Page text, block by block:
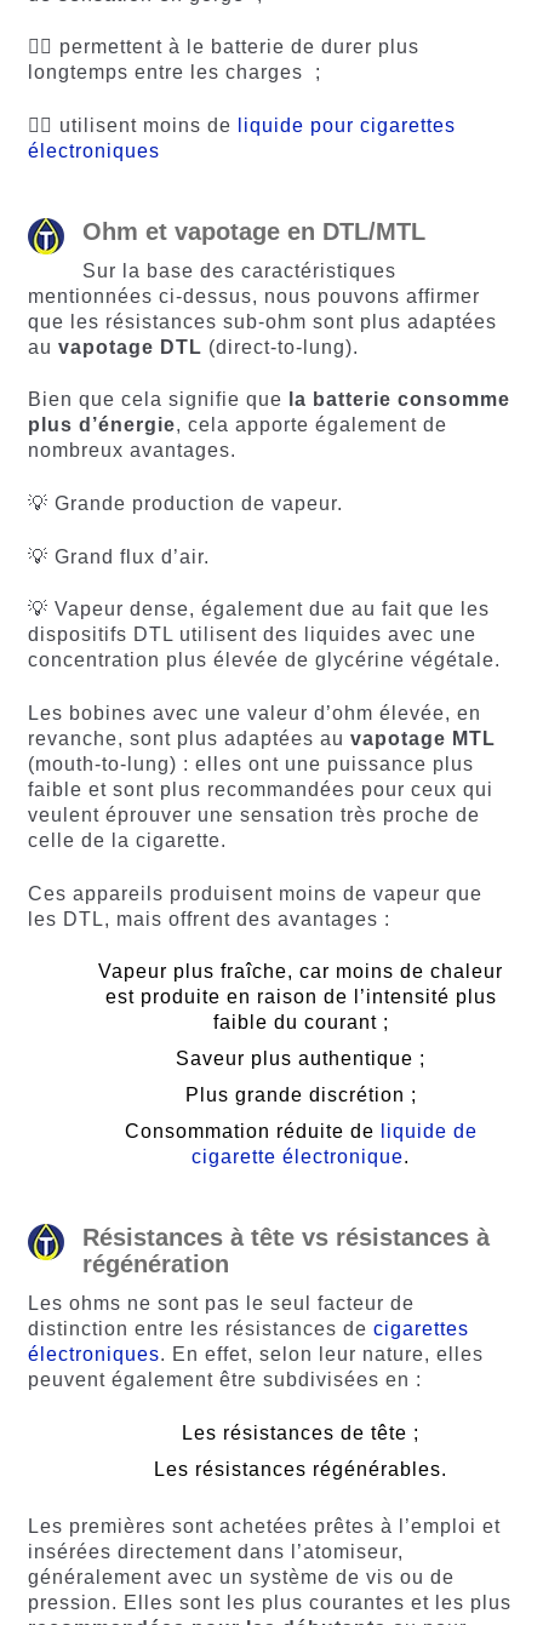
👉🏻 permettent à le batterie de durer plus
longtemps entre les charges ;
👉🏻 utilisent moins de
liquide pour cigarettes
électroniques
Ohm et vapotage en DTL/MTL
Sur la base des caractéristiques
mentionnées ci-dessus, nous pouvons affirmer
que les résistances sub-ohm sont plus adaptées
au vapotage DTL (direct-to-lung).
Bien que cela signifie que
la batterie consomme
plus d’énergie, cela apporte également de
nombreux avantages.
💡 Grande production de vapeur.
💡 Grand flux d’air.
💡 Vapeur dense, également due au fait que les
dispositifs DTL utilisent des liquides avec une
concentration plus élevée de glycérine végétale.
Les bobines avec une valeur d’ohm élevée, en
revanche, sont plus adaptées au vapotage MTL
(mouth-to-lung) : elles ont une puissance plus
faible et sont plus recommandées pour ceux qui
veulent éprouver une sensation très proche de
celle de la cigarette.
Ces appareils produisent moins de vapeur que
les DTL, mais offrent des avantages :
Vapeur plus fraîche, car moins de chaleur
est produite en raison de l’intensité plus
faible du courant ;
Saveur plus authentique ;
Plus grande discrétion ;
Consommation réduite de
liquide de
cigarette électronique.
Résistances à tête vs résistances à
régénération
Les ohms ne sont pas le seul facteur de
distinction entre les résistances de cigarettes
électroniques. En effet, selon leur nature, elles
peuvent également être subdivisées en :
Les résistances de tête ;
Les résistances régénérables.
Les premières sont achetées prêtes à l’emploi et
insérées directement dans l’atomiseur,
généralement avec un système de vis ou de
pression. Elles sont les plus courantes et les plus